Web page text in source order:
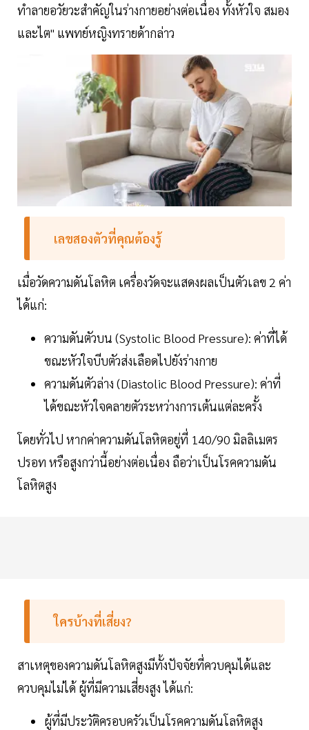
ทำลายอวัยวะสำคัญในร่างกายอย่างต่อเนื่อง ทั้งหัวใจ สมอง
และไต" แพทย์หญิงทรายด้ากล่าว
เลขสองตัวที่คุณต้องรู้
เมื่อวัดความดันโลหิต เครื่องวัดจะแสดงผลเป็นตัวเลข 2 ค่า
ได้แก่:
ความดันตัวบน (Systolic Blood Pressure): ค่าที่ได้
ขณะหัวใจบีบตัวส่งเลือดไปยังร่างกาย
ความดันตัวล่าง (Diastolic Blood Pressure): ค่าที่
ได้ขณะหัวใจคลายตัวระหว่างการเต้นแต่ละครั้ง
โดยทั่วไป หากค่าความดันโลหิตอยู่ที่ 140/90 มิลลิเมตร
ปรอท หรือสูงกว่านี้อย่างต่อเนื่อง ถือว่าเป็นโรคความดัน
โลหิตสูง
ใครบ้างที่เสี่ยง?
สาเหตุของความดันโลหิตสูงมีทั้งปัจจัยที่ควบคุมได้และ
ควบคุมไม่ได้ ผู้ที่มีความเสี่ยงสูง ได้แก่:
ผู้ที่มีประวัติครอบครัวเป็นโรคความดันโลหิตสูง